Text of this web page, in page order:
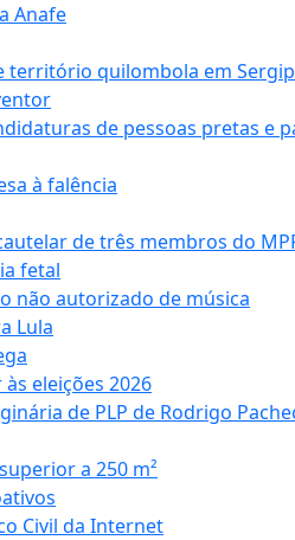
Anafe
território quilombola em
de pessoas pretas e
à falência
de três membros do
fetal
não autorizado de música
Lula
eleições 2026
de PLP de Rodrigo
a 250 m²
Civil da Internet